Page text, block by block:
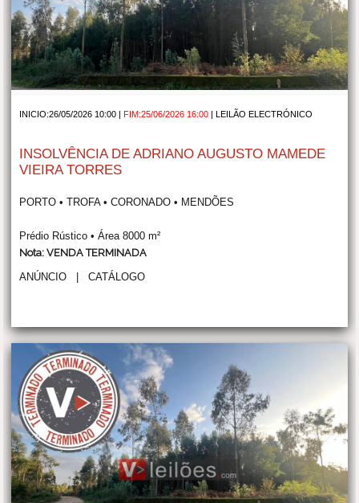
INICIO:26/05/2026 10:00 | FIM:25/06/2026 16:00 LEILÃO ELECTRÓNICO
INSOLVÊNCIA DE ADRIANO AUGUSTO MAMEDE
VIEIRA TORRES
PORTO • TROFA • CORONADO • MENDÕES
Prédio Rústico • Área 8000 m²
Nota: VENDA TERMINADA
ANÚNCIO |CATÁLOGO